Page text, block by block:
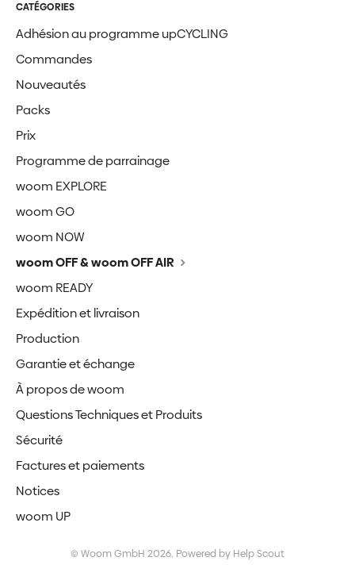
CATÉGORIES
Adhésion au programme upCYCLING
Commandes
Nouveautés
Packs
Prix
Programme de parrainage
woom EXPLORE
woom GO
woom NOW
woom OFF & woom OFF AIR
woom READY
Expédition et livraison
Production
Garantie et échange
À propos de woom
Questions Techniques et Produits
Sécurité
Factures et paiements
Notices
woom UP
© Woom GmbH 2026. Powered by Help Scout